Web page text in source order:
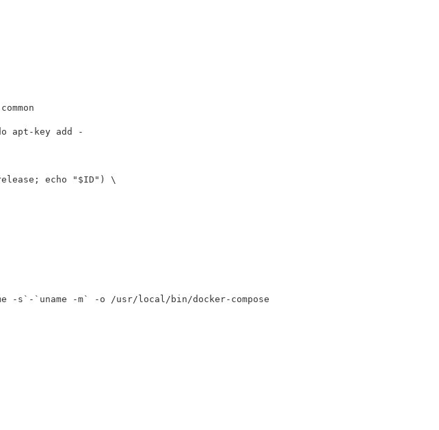
apt-key add -
echo "$ID") \
-s`-`uname -m` -o /usr/local/bin/docker-compose